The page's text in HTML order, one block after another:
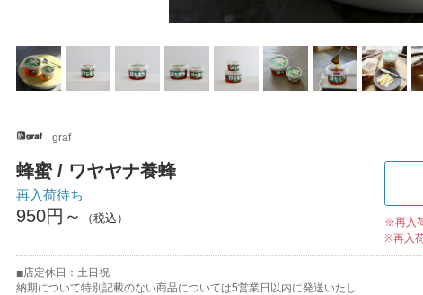
graf
蜂蜜 / ワヤヤナ養蜂
再入荷待ち
950円～
※再入
※再入
店定休日：土日祝
納期について特別記載のない商品については5営業日以内に発送いたし